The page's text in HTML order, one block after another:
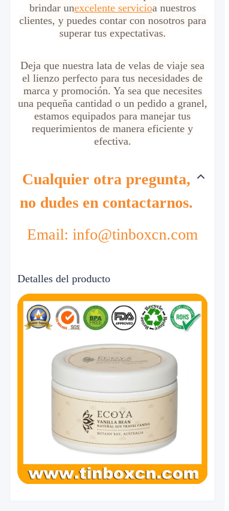
brindar unexcelente servicioa nuestros
clientes, y puedes contar con nosotros para
superar tus expectativas.
Deja que nuestra lata de velas de viaje sea
el lienzo perfecto para tus necesidades de
marca y promoción. Ya sea que necesites
una pequeña cantidad o un pedido a granel,
estamos equipados para manejar tus
requerimientos de manera eficiente y
efectiva.
Cualquier otra pregunta,
no dudes en contactarnos.
Email: info@tinboxcn.com
Detalles del producto